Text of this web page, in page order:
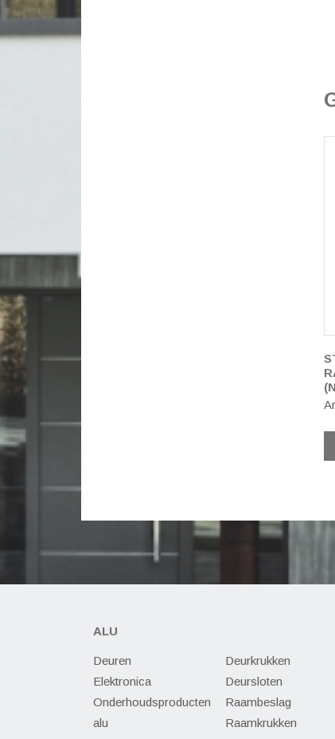
ALU
Deuren
Elektronica
Onderhoudsproducten
alu
Deurkrukken
Deursloten
Raambeslag
Raamkrukken